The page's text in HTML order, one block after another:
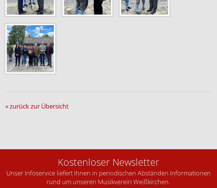
« zurück zur Übersicht
Kostenloser Newsletter
Unser Infoservice liefert Ihnen in periodischen Abständen Informationen
rund um unseren Musikverein Weißkirchen.